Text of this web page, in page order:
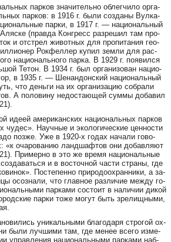
пар­ков зна­чи­тель­но об­лег­чи­ло ор­га­
пар­ков: в 1916 г. бы­ли соз­да­ны Вул­ка­
пар­ки, в 1917 г. — на­ци­о­наль­ный
(прав­да Конг­ресс раз­ре­шил там про­
и отстрел жи­вот­ных для про­пи­та­ния ге­о­
Рок­фел­лер ку­пил зем­ли для рас­
на­ци­о­наль­но­го пар­ка. В 1929 г. по­я­вил­ся
Те­тон. В 1934 г. был ор­га­ни­зо­ван на­ци­о­
в 1935 г. — Ше­нан­до­нс­кий на­ци­о­наль­ный
что день­ги на их ор­га­ни­за­цию соб­ра­ли
А по­ло­ви­ну не­дос­та­ю­щей сум­мы до­ба­вил
иде­ей аме­ри­ка­нс­ких на­ци­о­наль­ных пар­ков
чу­дес». На­уч­ные и эко­ло­ги­чес­кие цен­нос­ти
поз­же. Уже в 1920-х го­дах на­ча­ли го­во­
«к оча­ро­ва­нию ланд­шаф­тов они до­бав­ля­ют
При­мер­но в это же вре­мя на­ци­о­наль­ные
и в вос­точ­ной час­ти стра­ны, где
Пос­те­пен­но при­ро­до­ох­ран­ни­ки, а за­
осоз­на­ли, что глав­ное раз­ли­чие меж­ду го­
пар­ка­ми сос­то­ит в на­ли­чии ди­кой
пар­ки то­же мо­гут быть зре­лищ­ны­ми,
уни­каль­ны­ми бла­го­да­ря стро­гой ох­
бы­ли луч­ши­ми там, где ме­нее все­го из­ме­
уп­рав­ле­ния на­ци­о­наль­ны­ми пар­ка­ми наб­